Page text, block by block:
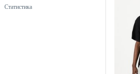
Статистика